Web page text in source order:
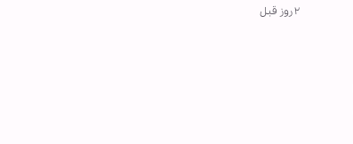
۲ روز قبل